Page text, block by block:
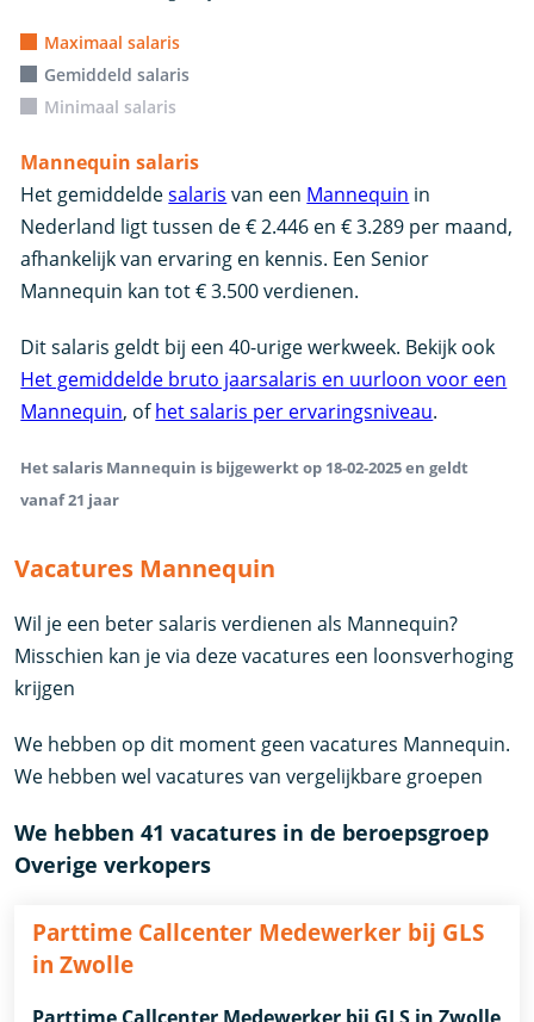
Maximaal salaris
Gemiddeld salaris
Minimaal salaris
Mannequin salaris
Het gemiddeldesalaris van een Mannequin in
Nederland ligt tussen de € 2.446 en € 3.289 per maand,
afhankelijk van ervaring en kennis. Een Senior
Mannequin kan tot € 3.500 verdienen.
Dit salaris geldt bij een 40-urige werkweek. Bekijk ook
Het gemiddelde bruto jaarsalaris en uurloon voor een
Mannequin, ofhet salaris per ervaringsniveau.
Het salaris Mannequin is bijgewerkt op 18-02-2025 en geldt
vanaf 21 jaar
Vacatures Mannequin
Wil je een beter salaris verdienen als Mannequin?
Misschien kan je via deze vacatures een loonsverhoging
krijgen
We hebben op dit moment geen vacatures Mannequin.
We hebben wel vacatures van vergelijkbare groepen
We hebben 41 vacatures in de beroepsgroep
Overige verkopers
Parttime Callcenter Medewerker bij GLS
in Zwolle